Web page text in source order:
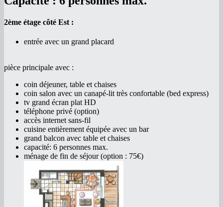
2ème étage côté Est :
entrée avec un grand placard
pièce principale avec :
coin déjeuner, table et chaises
coin salon avec un canapé-lit très confortable (bed express)
tv grand écran plat HD
téléphone privé (option)
accès internet sans-fil
cuisine entièrement équipée avec un bar
grand balcon avec table et chaises
capacité: 6 personnes max.
ménage de fin de séjour (option : 75€)